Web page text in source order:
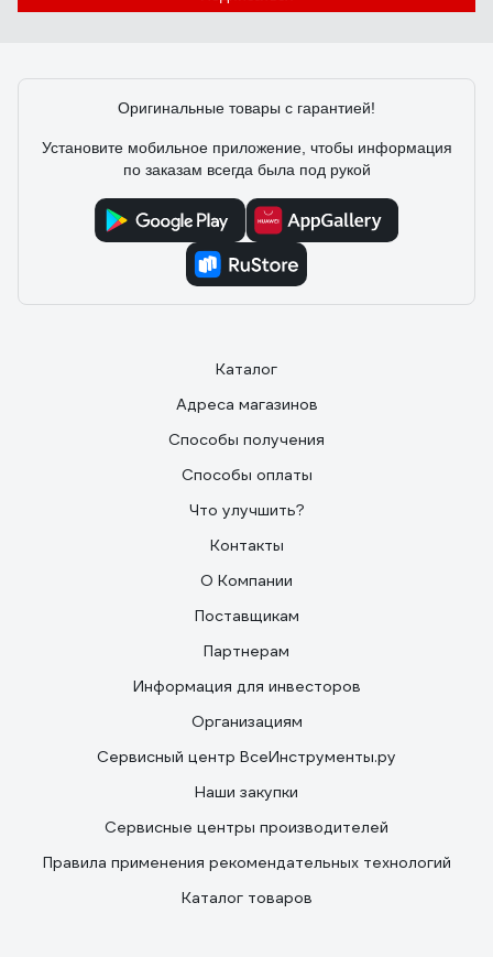
Оригинальные товары с гарантией!
Установите мобильное приложение, чтобы информация
по заказам всегда была под рукой
Каталог
Адреса магазинов
Способы получения
Способы оплаты
Что улучшить?
Контакты
О Компании
Поставщикам
Партнерам
Информация для инвесторов
Организациям
Сервисный центр ВсеИнструменты.ру
Наши закупки
Сервисные центры производителей
Правила применения рекомендательных технологий
Каталог товаров